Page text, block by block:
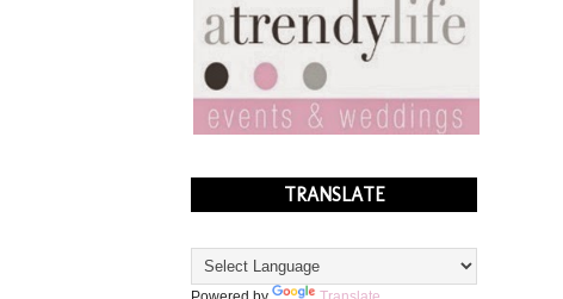
TRANSLATE